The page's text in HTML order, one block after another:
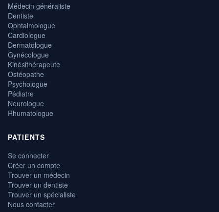
Médecin généraliste
Dentiste
Ophtalmologue
Cardiologue
Dermatologue
Gynécologue
Kinésithérapeute
Ostéopathe
Psychologue
Pédiatre
Neurologue
Rhumatologue
PATIENTS
Se connecter
Créer un compte
Trouver un médecin
Trouver un dentiste
Trouver un spécialiste
Nous contacter